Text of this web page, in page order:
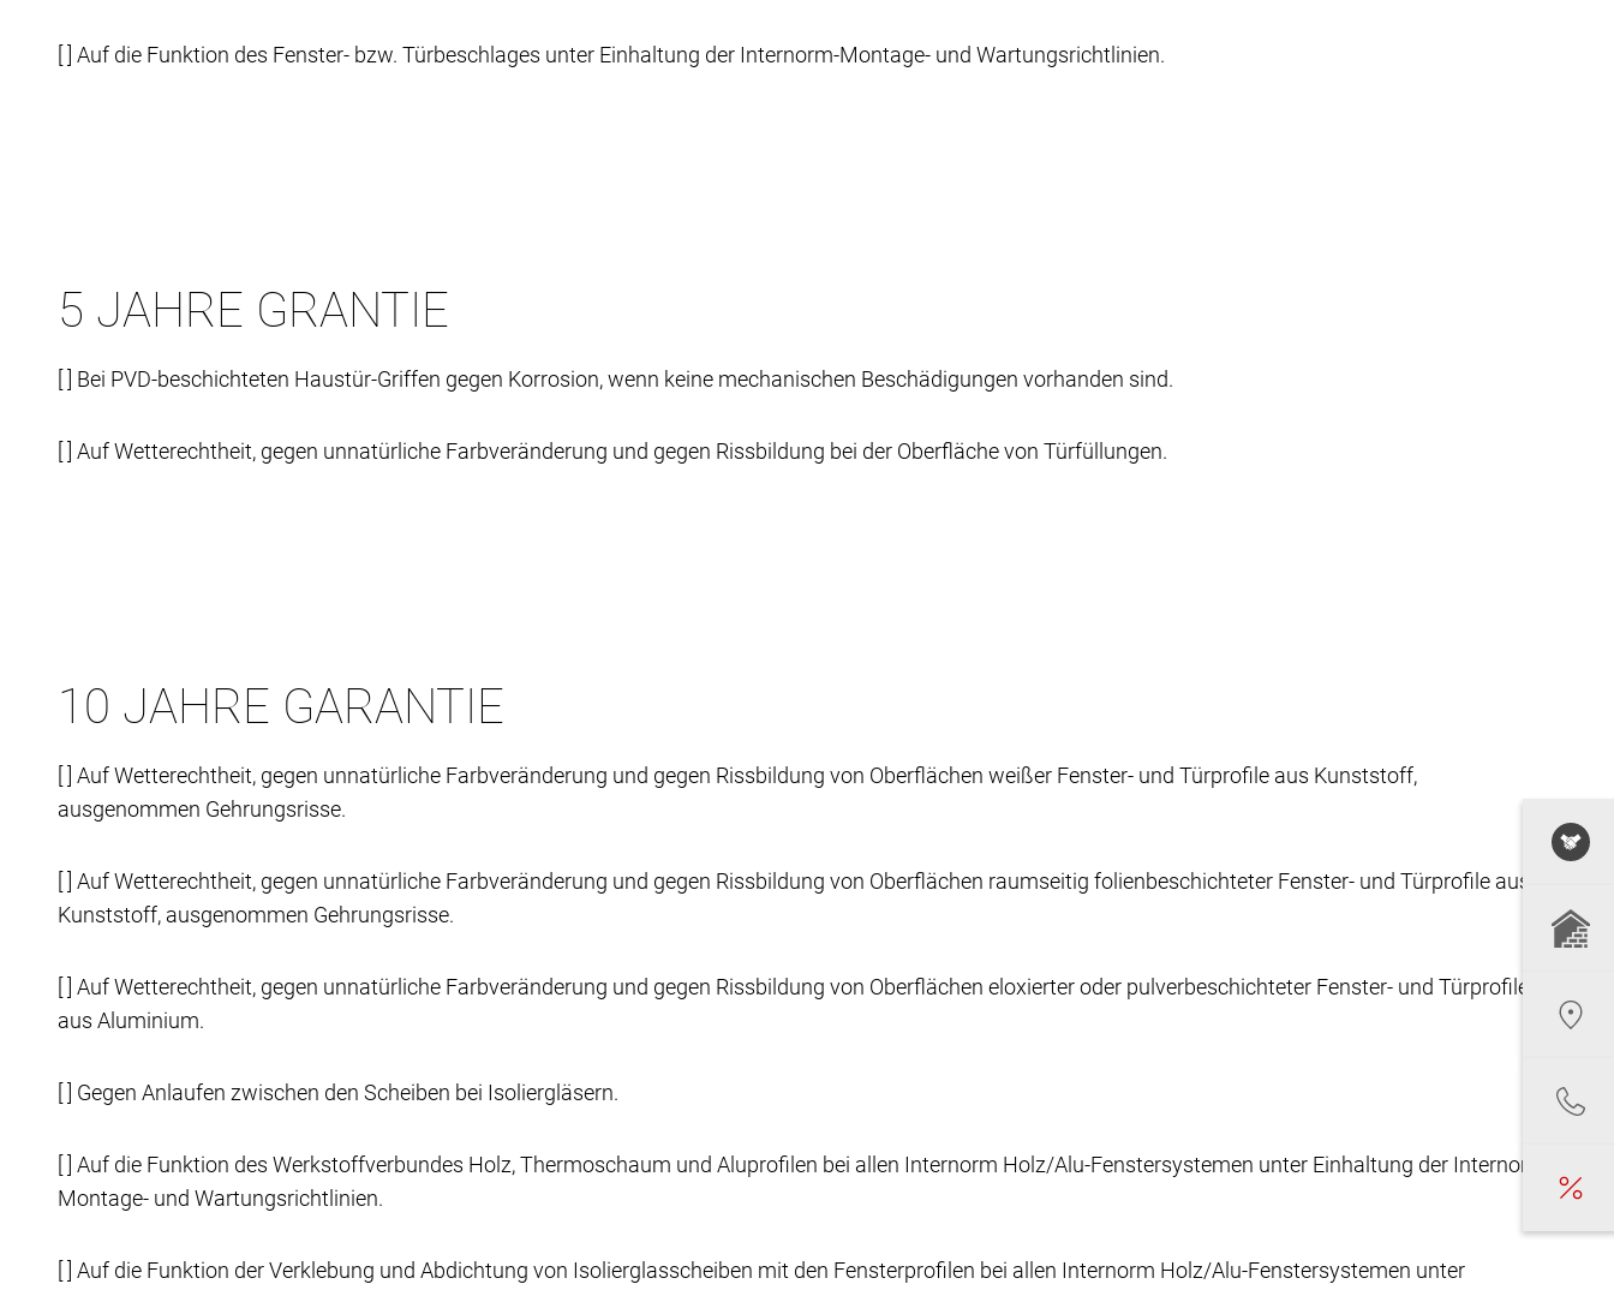
[ ] Auf die Funktion des Fenster- bzw. Türbeschlages unter Einhaltung der Internorm-Montage- und Wartungsrichtlinien.
5 JAHRE GRANTIE
[ ] Bei PVD-beschichteten Haustür-Griffen gegen Korrosion, wenn keine mechanischen Beschädigungen vorhanden sind.
[ ] Auf Wetterechtheit, gegen unnatürliche Farbveränderung und gegen Rissbildung bei der Oberfläche von Türfüllungen.
10 JAHRE GARANTIE
[ ] Auf Wetterechtheit, gegen unnatürliche Farbveränderung und gegen Rissbildung von Oberflächen weißer Fenster- und Türprofile aus Kunststoff,
ausgenommen Gehrungsrisse.
[ ] Auf Wetterechtheit, gegen unnatürliche Farbveränderung und gegen Rissbildung von Oberflächen raumseitig folienbeschichteter Fenster- und Türprofile aus
Kunststoff, ausgenommen Gehrungsrisse.
[ ] Auf Wetterechtheit, gegen unnatürliche Farbveränderung und gegen Rissbildung von Oberflächen eloxierter oder pulverbeschichteter Fenster- und Türprofile
aus Aluminium.
[ ] Gegen Anlaufen zwischen den Scheiben bei Isoliergläsern.
[ ] Auf die Funktion des Werkstoffverbundes Holz, Thermoschaum und Aluprofilen bei allen Internorm Holz/Alu-Fenstersystemen unter Einhaltung der Internorm-
Montage- und Wartungsrichtlinien.
[ ] Auf die Funktion der Verklebung und Abdichtung von Isolierglasscheiben mit den Fensterprofilen bei allen Internorm Holz/Alu-Fenstersystemen unter